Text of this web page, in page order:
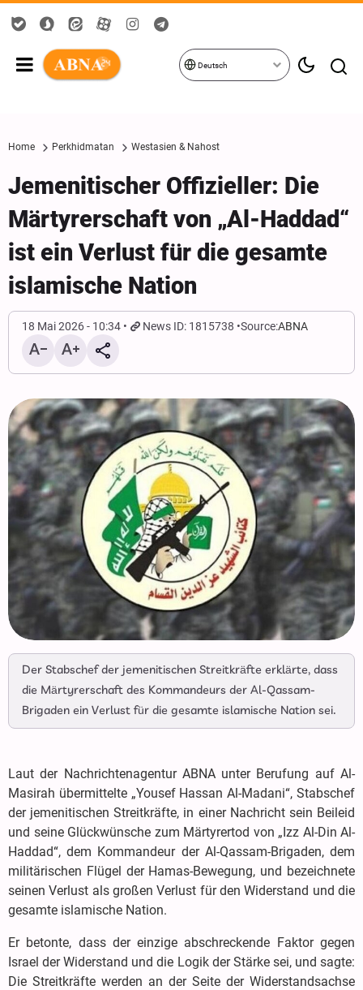
Deutsch
Home Perkhidmatan Westasien & Nahost
Jemenitischer Offizieller: Die
Märtyrerschaft von „Al-Haddad“
ist ein Verlust für die gesamte
islamische Nation
18 Mai 2026 - 10:34 News ID: 1815738 Source:ABNA
Der Stabschef der jemenitischen Streitkräfte erklärte, dass
die Märtyrerschaft des Kommandeurs der Al-Qassam-
Brigaden ein Verlust für die gesamte islamische Nation sei.
Laut der Nachrichtenagentur ABNA unter Berufung auf Al-
Masirah übermittelte „Yousef Hassan Al-Madani“, Stabschef
der jemenitischen Streitkräfte, in einer Nachricht sein Beileid
und seine Glückwünsche zum Märtyrertod von „Izz Al-Din Al-
Haddad“, dem Kommandeur der Al-Qassam-Brigaden, dem
militärischen Flügel der Hamas-Bewegung, und bezeichnete
seinen Verlust als großen Verlust für den Widerstand und die
gesamte islamische Nation.
Er betonte, dass der einzige abschreckende Faktor gegen
Israel der Widerstand und die Logik der Stärke sei, und sagte:
Die Streitkräfte werden an der Seite der Widerstandsachse